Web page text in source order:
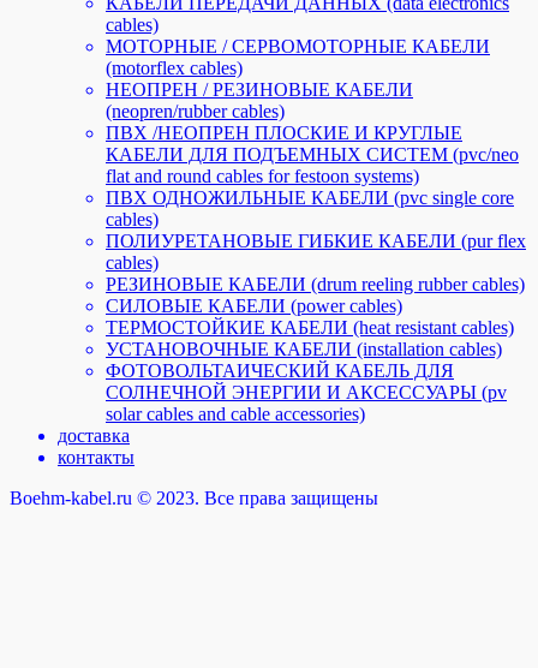
cables)
МОТОРНЫЕ / СЕРВОМОТОРНЫЕ КАБЕЛИ
(motorflex cables)
НЕОПРЕН / РЕЗИНОВЫЕ КАБЕЛИ
(neopren/rubber cables)
ПВХ /НЕОПРЕН ПЛОСКИЕ И КРУГЛЫЕ
КАБЕЛИ ДЛЯ ПОДЪЕМНЫХ СИСТЕМ (pvc/neo
flat and round cables for festoon systems)
ПВХ ОДНОЖИЛЬНЫЕ КАБЕЛИ (pvc single core
cables)
ПОЛИУРЕТАНОВЫЕ ГИБКИЕ КАБЕЛИ (pur flex
cables)
РЕЗИНОВЫЕ КАБЕЛИ (drum reeling rubber cables)
СИЛОВЫЕ КАБЕЛИ (power cables)
ТЕРМОСТОЙКИЕ КАБЕЛИ (heat resistant cables)
УСТАНОВОЧНЫЕ КАБЕЛИ (installation cables)
ФОТОВОЛЬТАИЧЕСКИЙ КАБЕЛЬ ДЛЯ
СОЛНЕЧНОЙ ЭНЕРГИИ И АКСЕССУАРЫ (pv
solar cables and cable accessories)
доставка
контакты
Boehm-kabel.ru © 2023. Все права защищены